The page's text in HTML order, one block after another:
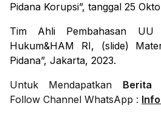
Pidana Korupsi”, tanggal 25
Tim Ahli Pembahasan UU
Hukum&HAM RI, (slide)
Pidana”, Jakarta, 2023.
Untuk Mendapatkan Berita
Follow Channel WhatsApp :